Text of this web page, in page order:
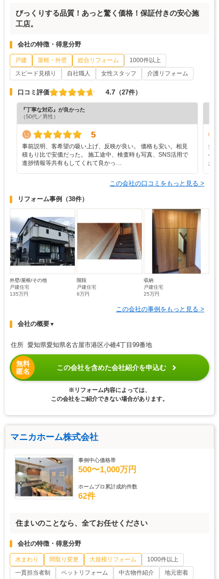
びっくりする品質！あっと驚く価格！保証付きの安心施
工店。
会社の特徴・得意分野
戸建 屋根・外壁 総合リフォーム
1000件以上
スピード見積り
自社職人 女性スタッフ 介護リフォーム
口コミ評価 4.7 （27件）
『丁寧な対応』が良かった
（50代／男性）
5
事前説明、客希望の吸い上げ、反映が良い。 価格も安い。相見
積もり比で安価だった。 施工途中、検査時も写真、SNS活用で
進捗情報等共有もしてくれて良かっ…
担
へ
か
この会社の口コミをもっと見る >
リフォーム事例 （38件）
外壁/屋根/その他
戸建住宅
135万円
階段
戸建住宅
6万円
収納
戸建住宅
25万円
この会社の事例をもっと見る >
会社の概要▼
住所 愛知県愛知県名古屋市港区小碓4丁目99番地
無料
匿名
この会社を含めた会社紹介を申込む
※リフォーム内容によっては、
この会社をご紹介できない場合があります。
マニカホーム株式会社
事例中心価格帯
500〜1,000万円
ホームプロ累計成約件数
62件
住まいのことなら、全てお任せください
会社の特徴・得意分野
水まわり 間取り変更 大規模リフォーム
1000件以上
一貫担当者制
ペットリフォーム 中古物件紹介 地元密着